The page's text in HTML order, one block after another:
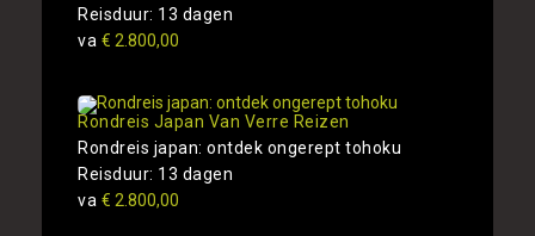
Reisduur: 13 dagen
va € 2.800,00
Rondreis Japan Van Verre Reizen
Rondreis japan: ontdek ongerept tohoku
Reisduur: 13 dagen
va € 2.800,00